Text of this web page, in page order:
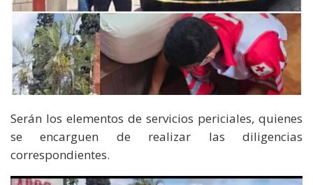
Serán los elementos de servicios periciales, quienes
se encarguen de realizar las diligencias
correspondientes.